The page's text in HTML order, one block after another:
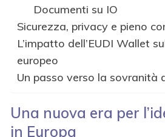
Documenti su IO
Sicurezza, privacy e pieno
L’impatto dell’EUDI Wallet
europeo
Un passo verso la sovranità
Una nuova era per
in Europa